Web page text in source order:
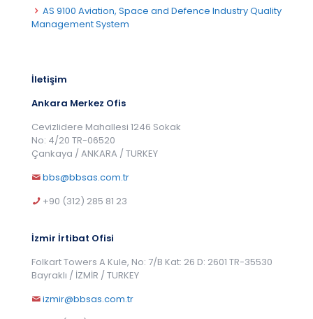
AS 9100 Aviation, Space and Defence Industry Quality
Management System
İletişim
Ankara Merkez Ofis
Cevizlidere Mahallesi 1246 Sokak
No: 4/20 TR-06520
Çankaya / ANKARA / TURKEY
bbs@bbsas.com.tr
+90 (312) 285 81 23
İzmir İrtibat Ofisi
Folkart Towers A Kule, No: 7/B Kat: 26 D: 2601 TR-35530
Bayraklı / İZMİR / TURKEY
izmir@bbsas.com.tr